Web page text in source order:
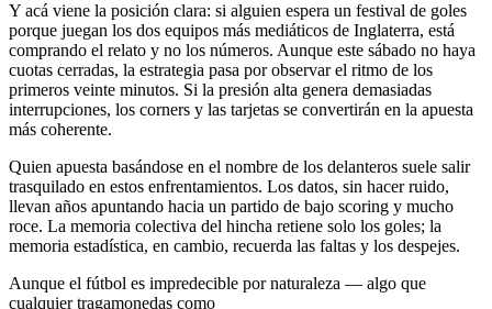
Y acá viene la posición clara: si alguien espera un festival de goles
porque juegan los dos equipos más mediáticos de Inglaterra, está
comprando el relato y no los números. Aunque este sábado no haya
cuotas cerradas, la estrategia pasa por observar el ritmo de los
primeros veinte minutos. Si la presión alta genera demasiadas
interrupciones, los corners y las tarjetas se convertirán en la apuesta
más coherente.
Quien apuesta basándose en el nombre de los delanteros suele salir
trasquilado en estos enfrentamientos. Los datos, sin hacer ruido,
llevan años apuntando hacia un partido de bajo scoring y mucho
roce. La memoria colectiva del hincha retiene solo los goles; la
memoria estadística, en cambio, recuerda las faltas y los despejes.
Aunque el fútbol es impredecible por naturaleza — algo que
cualquier tragamonedas como